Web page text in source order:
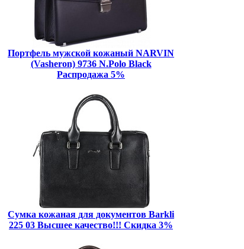
Портфель мужской кожаный NARVIN
(Vasheron) 9736 N.Polo Black
Распродажа 5%
Сумка кожаная для документов Barkli
225 03 Высшее качество!!! Скидка 3%